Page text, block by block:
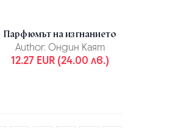
Парфюмът на изгнанието
Author: Ондин Каят
12.27 EUR (24.00 лв.)